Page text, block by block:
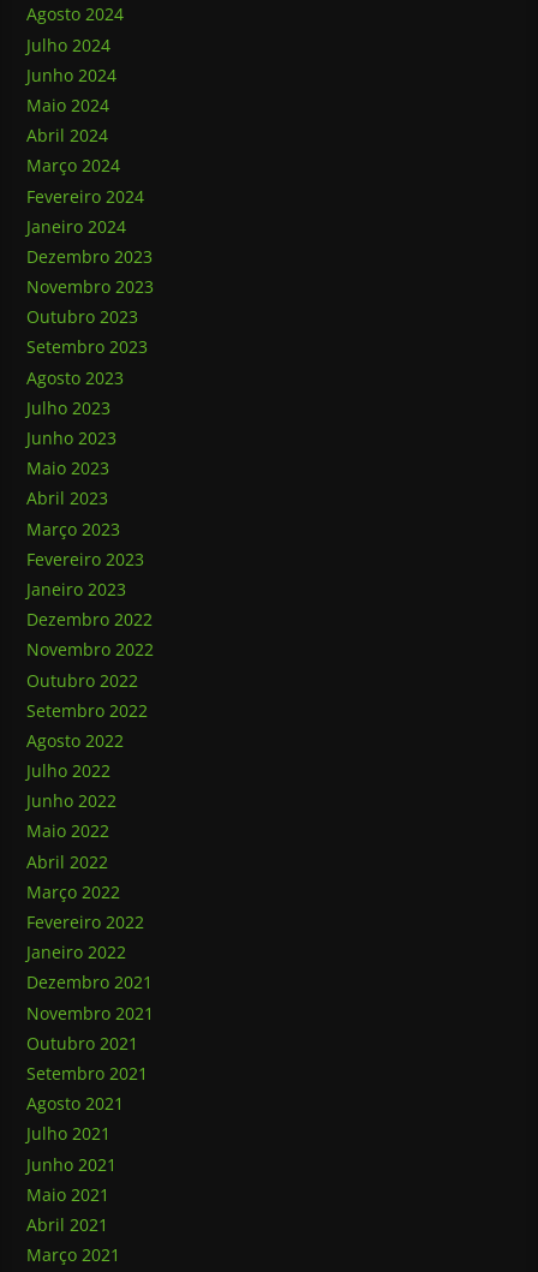
Agosto 2024
Julho 2024
Junho 2024
Maio 2024
Abril 2024
Março 2024
Fevereiro 2024
Janeiro 2024
Dezembro 2023
Novembro 2023
Outubro 2023
Setembro 2023
Agosto 2023
Julho 2023
Junho 2023
Maio 2023
Abril 2023
Março 2023
Fevereiro 2023
Janeiro 2023
Dezembro 2022
Novembro 2022
Outubro 2022
Setembro 2022
Agosto 2022
Julho 2022
Junho 2022
Maio 2022
Abril 2022
Março 2022
Fevereiro 2022
Janeiro 2022
Dezembro 2021
Novembro 2021
Outubro 2021
Setembro 2021
Agosto 2021
Julho 2021
Junho 2021
Maio 2021
Abril 2021
Março 2021